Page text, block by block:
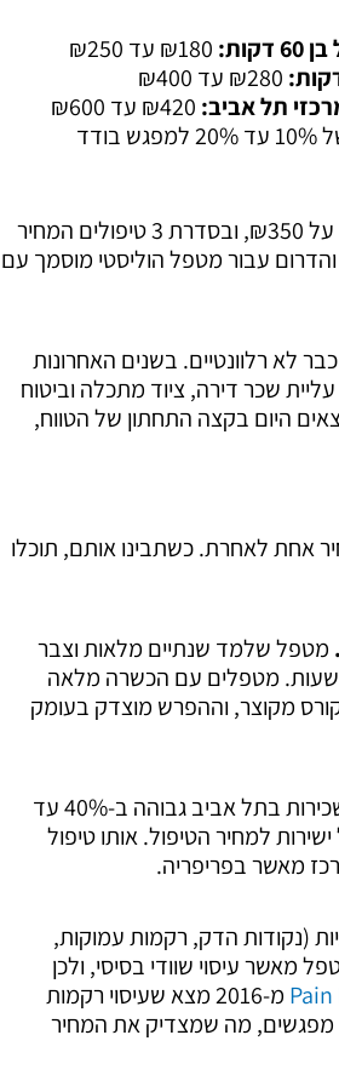
תל אביב:
בקליניקה שלי באשדוד, טיפול עיסוי רפואי בן 60 דקות עומד על ₪350, ובסדרת 3 טיפולים המחיר
והדרום עבור מטפל הוליסטי מוסמך עם
לא רלוונטיים. בשנים האחרונות
שכר דירה, ציוד מתכלה וביטוח
היום בקצה התחתון של הטווח,
אחת לאחרת. כשתבינו אותם, תוכלו
מטפל שלמד שנתיים מלאות וצבר
1,200 שעות מעשיות יתמחר אחרת ממי שעבר קורס של 80 שעות. מטפלים עם הכשרה מלאה
קורס מקוצר, וההפרש מוצדק בעומק
שכירות בתל אביב גבוהה ב-40% עד
למחיר הטיפול. אותו טיפול
(נקודות הדק, רקמות עמוקות,
מאשר עיסוי שוודי בסיסי, ולכן
מ-2016 מצא שעיסוי רקמות
עמוקות הראה הפחתת כאב של 33% בכאב גב כרוני אחרי 6 מפגשים, מה שמצדיק את המחיר